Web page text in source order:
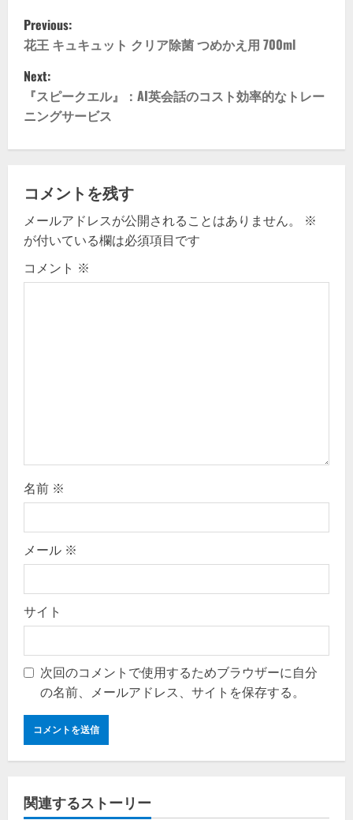
P
o
s
t
n
a
v
i
g
Previous:
花王 キュキュット クリア除菌 つめかえ用 700ml
Next:
『スピークエル』：AI英会話のコスト効率的なトレー
ニングサービス
コメントを残す
メールアドレスが公開されることはありません。
※
が付いている欄は必須項目です
コメント ※
名前 ※
メール ※
サイト
次回のコメントで使用するためブラウザーに自分
の名前、メールアドレス、サイトを保存する。
関連するストーリー